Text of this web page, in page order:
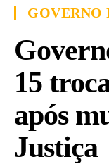
GOVERNO
15
após
Justiça